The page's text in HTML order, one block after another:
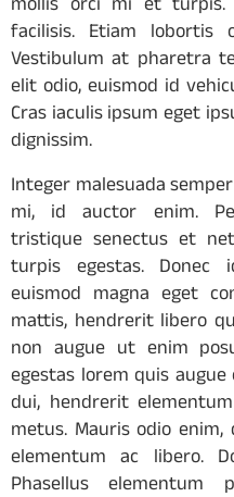
facilisis. Etiam lobortis
Vestibulum at pharetra
elit odio, euismod id
Cras iaculis ipsum eget
dignissim.
Integer malesuada
mi, id auctor enim.
tristique senectus et
turpis egestas. Donec
euismod magna eget
mattis, hendrerit libero
non augue ut enim
egestas lorem quis
dui, hendrerit
metus. Mauris odio
elementum ac libero.
Phasellus elementum